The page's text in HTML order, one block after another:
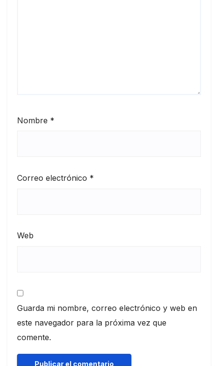
Nombre *
Correo electrónico *
Web
Guarda mi nombre, correo electrónico y web en
este navegador para la próxima vez que
comente.